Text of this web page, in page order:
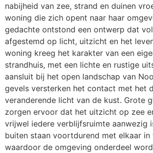
nabijheid van zee, strand en duinen
woning die zich opent naar haar
gedachte ontstond een ontwerp dat
afgestemd op licht, uitzicht en het
woning kreeg het karakter van een
strandhuis, met een lichte en rustige
aansluit bij het open landschap van
gevels versterken het contact met het
veranderende licht van de kust. Grote
zorgen ervoor dat het uitzicht op zee
vrijwel iedere verblijfsruimte aanwezig
buiten staan voortdurend met elkaar in
waardoor de omgeving onderdeel